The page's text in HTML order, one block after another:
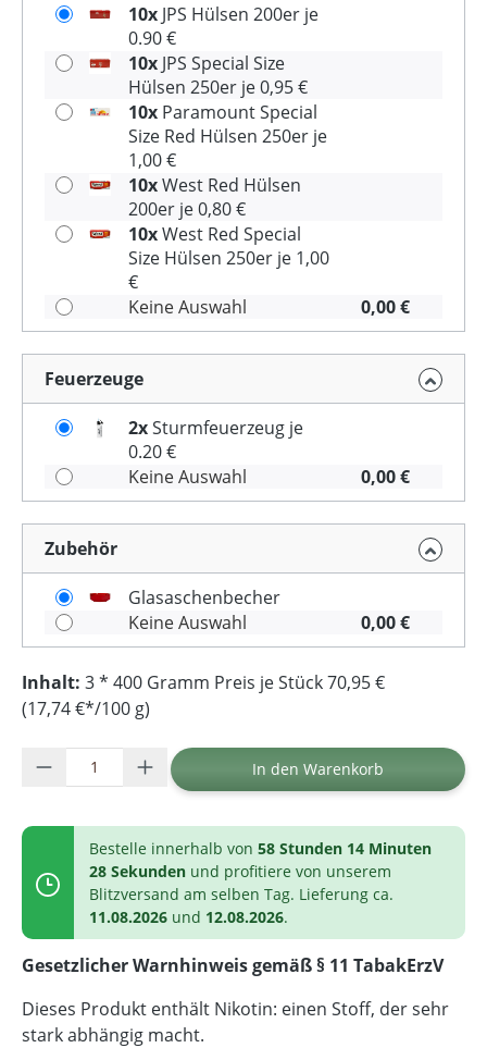
10x JPS Hülsen 200er je
0.90 €
10x JPS Special Size
Hülsen 250er je 0,95 €
10x Paramount Special
Size Red Hülsen 250er je
1,00 €
10xWest Red Hülsen
200er je 0,80 €
10xWest Red Special
Size Hülsen 250er je 1,00
€
Keine Auswahl
0,00 €
Feuerzeuge
2xSturmfeuerzeug je
0.20 €
Keine Auswahl
0,00 €
Zubehör
Glasaschenbecher
Keine Auswahl
0,00 €
Inhalt: 3 * 400 Gramm Preis je Stück 70,95 €
(17,74 €*/100 g)
Produkt Anzahl: Gib den gewünschten
In den Warenkorb
Bestelle innerhalb von 58 Stunden 14 Minuten
27 Sekunden und profitiere von unserem
Blitzversand am selben Tag. Lieferung ca.
11.08.2026 und 12.08.2026.
Gesetzlicher Warnhinweis gemäß § 11 TabakErzV
Dieses Produkt enthält Nikotin: einen Stoff, der sehr
stark abhängig macht.